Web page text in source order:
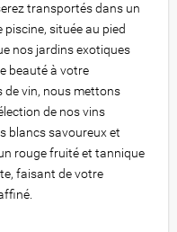
transportés dans un
située au pied
nos jardins exotiques
beauté à votre
de vin, nous mettons
de nos vins
blancs savoureux et
rouge fruité et tannique
faisant de votre